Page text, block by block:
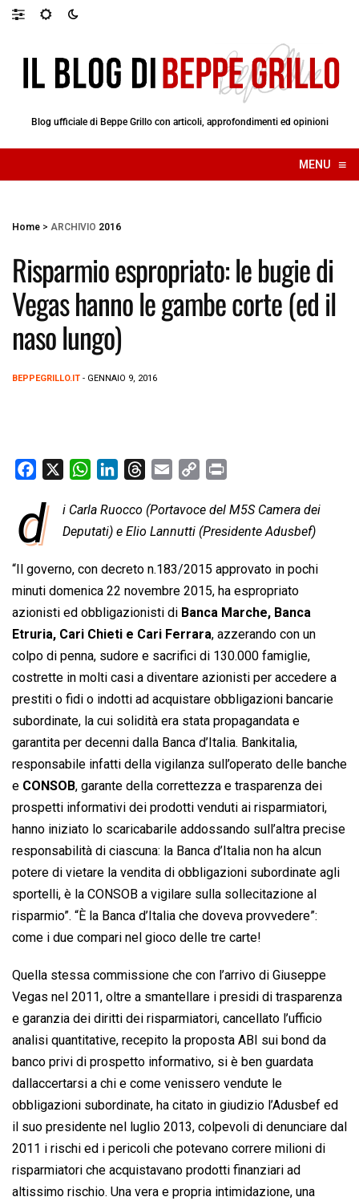
Blog ufficiale di Beppe Grillo con articoli, approfondimenti ed opinioni
MENU ≡
☰
Home > ARCHIVIO 2016
Risparmio espropriato: le bugie di
Vegas hanno le gambe corte (ed il
naso lungo)
BEPPEGRILLO.IT - GENNAIO 9, 2016
c
e
o
o
k
W
a
t
A
p
p
n
k
d
I
n
r
e
d
s
a
i
p
y
i
n
k
i
n
d
i Carla Ruocco (Portavoce del M5S Camera dei
Deputati) e Elio Lannutti (Presidente Adusbef)
“Il governo, con decreto n.183/2015 approvato in pochi
minuti domenica 22 novembre 2015, ha espropriato
azionisti ed obbligazionisti di Banca Marche, Banca
Etruria, Cari Chieti e Cari Ferrara, azzerando con un
colpo di penna, sudore e sacrifici di 130.000 famiglie,
costrette in molti casi a diventare azionisti per accedere a
prestiti o fidi o indotti ad acquistare obbligazioni bancarie
subordinate, la cui solidità era stata propagandata e
garantita per decenni dalla Banca d’Italia. Bankitalia,
responsabile infatti della vigilanza sull’operato delle banche
e CONSOB, garante della correttezza e trasparenza dei
prospetti informativi dei prodotti venduti ai risparmiatori,
hanno iniziato lo scaricabarile addossando sull’altra precise
responsabilità di ciascuna: la Banca d’Italia non ha alcun
potere di vietare la vendita di obbligazioni subordinate agli
sportelli, è la CONSOB a vigilare sulla sollecitazione al
risparmio”. “È la Banca d’Italia che doveva provvedere”:
come i due compari nel gioco delle tre carte!
Quella stessa commissione che con l’arrivo di Giuseppe
Vegas nel 2011, oltre a smantellare i presidi di trasparenza
e garanzia dei diritti dei risparmiatori, cancellato l’ufficio
analisi quantitative, recepito la proposta ABI sui bond da
banco privi di prospetto informativo, si è ben guardata
dallaccertarsi a chi e come venissero vendute le
obbligazioni subordinate, ha citato in giudizio l’Adusbef ed
il suo presidente nel luglio 2013, colpevoli di denunciare dal
2011 i rischi ed i pericoli che potevano correre milioni di
risparmiatori che acquistavano prodotti finanziari ad
altissimo rischio. Una vera e propria intimidazione, una